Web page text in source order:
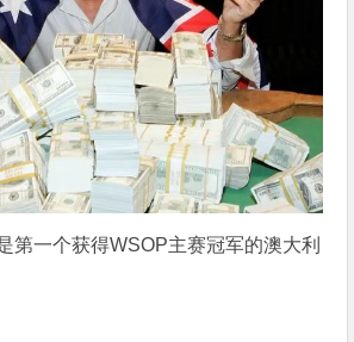
第一个获得WSOP主赛冠军的澳大利